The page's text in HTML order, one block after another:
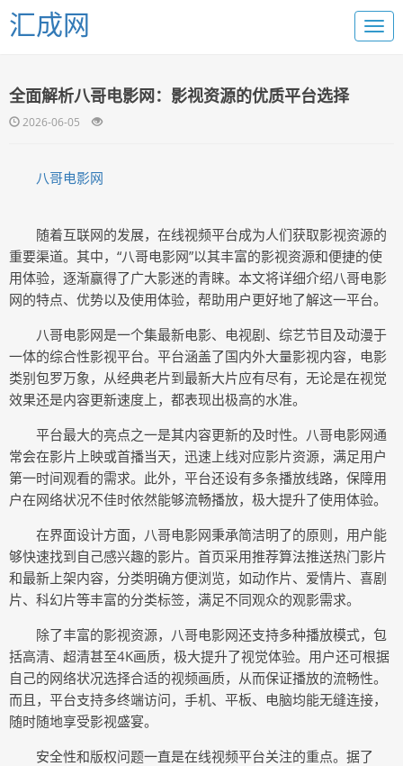
汇成网
全面解析八哥电影网：影视资源的优质平台选择
2026-06-05
八哥电影网
随着互联网的发展，在线视频平台成为人们获取影视资源的
重要渠道。其中，“八哥电影网”以其丰富的影视资源和便捷的使
用体验，逐渐赢得了广大影迷的青睐。本文将详细介绍八哥电影
网的特点、优势以及使用体验，帮助用户更好地了解这一平台。
八哥电影网是一个集最新电影、电视剧、综艺节目及动漫于
一体的综合性影视平台。平台涵盖了国内外大量影视内容，电影
类别包罗万象，从经典老片到最新大片应有尽有，无论是在视觉
效果还是内容更新速度上，都表现出极高的水准。
平台最大的亮点之一是其内容更新的及时性。八哥电影网通
常会在影片上映或首播当天，迅速上线对应影片资源，满足用户
第一时间观看的需求。此外，平台还设有多条播放线路，保障用
户在网络状况不佳时依然能够流畅播放，极大提升了使用体验。
在界面设计方面，八哥电影网秉承简洁明了的原则，用户能
够快速找到自己感兴趣的影片。首页采用推荐算法推送热门影片
和最新上架内容，分类明确方便浏览，如动作片、爱情片、喜剧
片、科幻片等丰富的分类标签，满足不同观众的观影需求。
除了丰富的影视资源，八哥电影网还支持多种播放模式，包
括高清、超清甚至4K画质，极大提升了视觉体验。用户还可根据
自己的网络状况选择合适的视频画质，从而保证播放的流畅性。
而且，平台支持多终端访问，手机、平板、电脑均能无缝连接，
随时随地享受影视盛宴。
安全性和版权问题一直是在线视频平台关注的重点。据了